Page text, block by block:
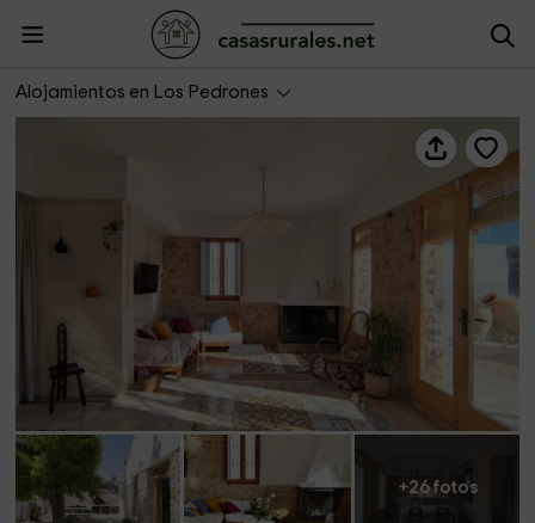
Alojamientos en Los Pedrones
Villa Serrano- La Casa de los mil suelos
+26 fotos